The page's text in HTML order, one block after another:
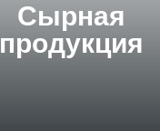
Сырная
продукция